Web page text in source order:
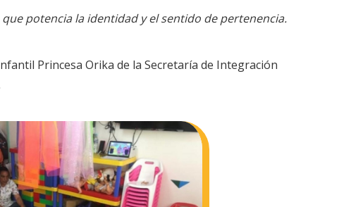
potencia la identidad y el sentido de pertenencia.
Princesa Orika de la Secretaría de Integración